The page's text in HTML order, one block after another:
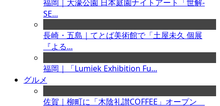
福岡｜大濠公園 日本庭園ナイトアート「世解-
SE...
長崎・五島｜てとば美術館で「土屋未久 個展
『よる...
福岡｜「Lumiek Exhibition Fu...
グルメ
佐賀｜柳町に「木陰礼讃COFFEE」オープン